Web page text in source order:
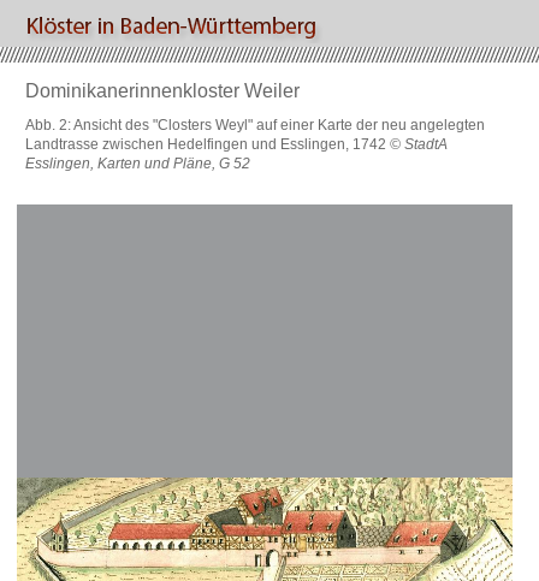
Dominikanerinnenkloster Weiler
Abb. 2: Ansicht des "Closters Weyl" auf einer Karte der neu angelegten
Landtrasse zwischen Hedelfingen und Esslingen, 1742 © StadtA
Esslingen, Karten und Pläne, G 52